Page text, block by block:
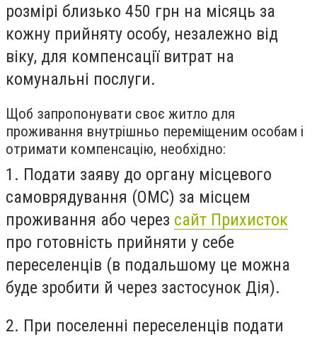
розмірі близько 450 грн на місяць за
кожну прийняту особу, незалежно від
віку, для компенсації витрат на
комунальні послуги.
Щоб запропонувати своє житло для
проживання внутрішньо переміщеним особам і
отримати компенсацію, необхідно:
1. Подати заяву до органу місцевого
самоврядування (ОМС) за місцем
проживання або через сайт Прихисток
про готовність прийняти у себе
переселенців (в подальшому це можна
буде зробити й через застосунок Дія).
2. При поселенні переселенців подати